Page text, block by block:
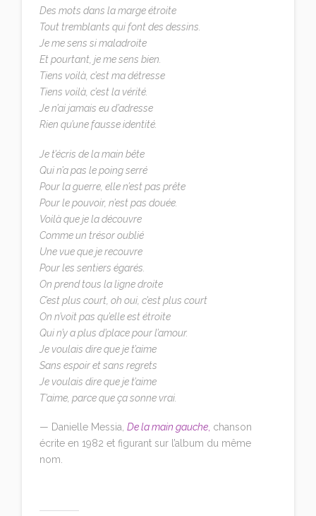
Des mots dans la marge étroite
Tout tremblants qui font des dessins.
Je me sens si maladroite
Et pourtant, je me sens bien.
Tiens voilà, c’est ma détresse
Tiens voilà, c’est la vérité.
Je n’ai jamais eu d’adresse
Rien qu’une fausse identité.
Je t’écris de la main bête
Qui n’a pas le poing serré
Pour la guerre, elle n’est pas prête
Pour le pouvoir, n’est pas douée.
Voilà que je la découvre
Comme un trésor oublié
Une vue que je recouvre
Pour les sentiers égarés.
On prend tous la ligne droite
C’est plus court, oh oui, c’est plus court
On n’voit pas qu’elle est étroite
Qui n’y a plus d’place pour l’amour.
Je voulais dire que je t’aime
Sans espoir et sans regrets
Je voulais dire que je t’aime
T’aime, parce que ça sonne vrai.
— Danielle Messia,De la main gauche chanson
écrite en 1982 et figurant sur l’album du même
nom.